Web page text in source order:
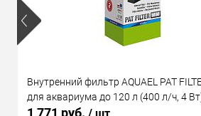
Внутренний фильтр AQUAEL PAT
для аквариума до 120 л (400 л/ч, 4